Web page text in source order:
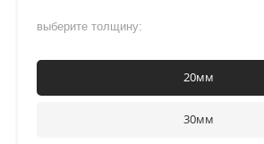
выберите толщину:
20мм
30мм